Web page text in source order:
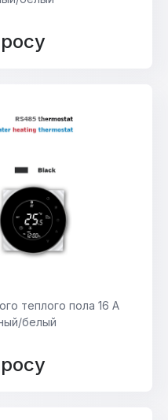
теплого пола 16 А
белый